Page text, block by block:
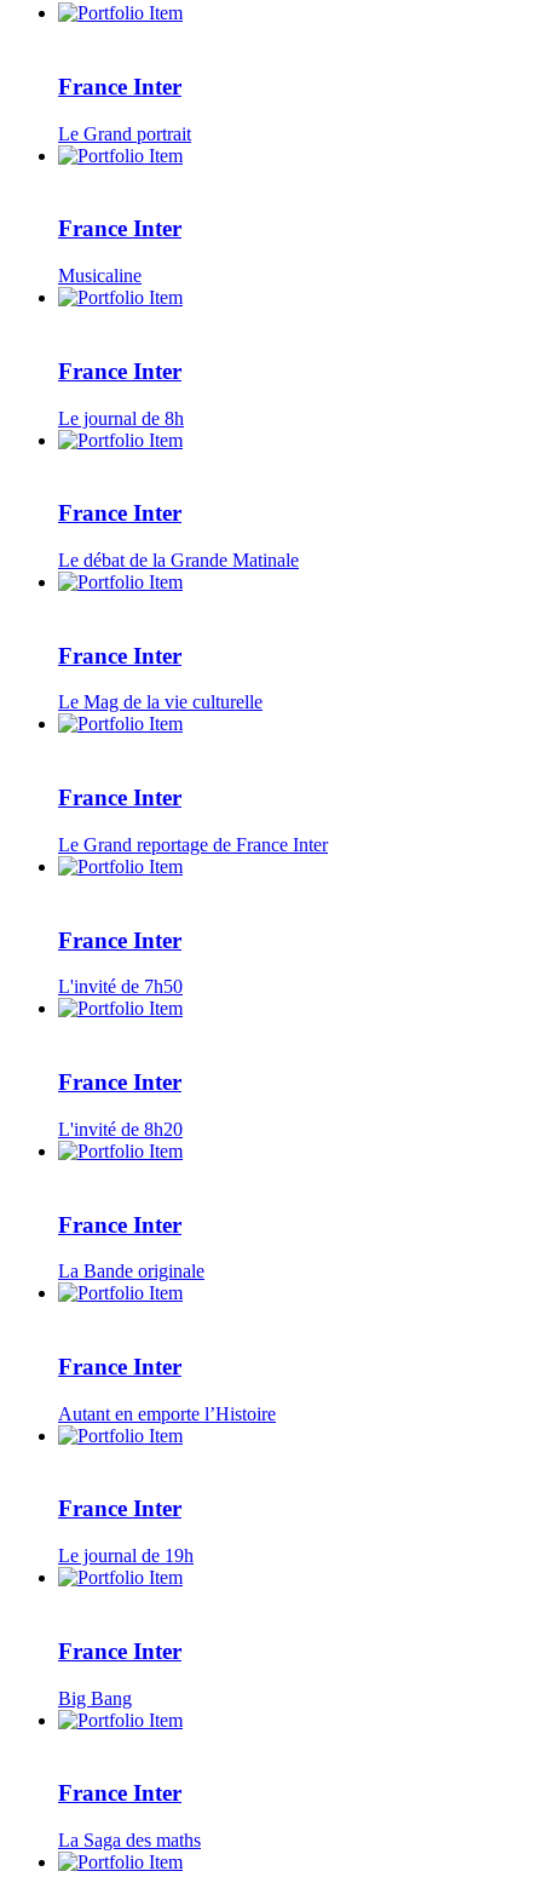
France Inter
Le Grand portrait
France Inter
Musicaline
France Inter
Le journal de 8h
France Inter
Le débat de la Grande Matinale
France Inter
Le Mag de la vie culturelle
France Inter
Le Grand reportage de France Inter
France Inter
L'invité de 7h50
France Inter
L'invité de 8h20
France Inter
La Bande originale
France Inter
Autant en emporte l’Histoire
France Inter
Le journal de 19h
France Inter
Big Bang
France Inter
La Saga des maths